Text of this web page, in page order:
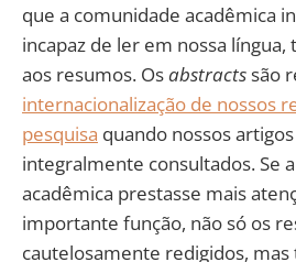
que a comunidade acadêmica
incapaz de ler em nossa língua,
aos resumos. Osabstractssão
internacionalização de nossos
pesquisa quando nossos
integralmente consultados. Se
acadêmica prestasse mais
importante função, não só os
cautelosamente redigidos,